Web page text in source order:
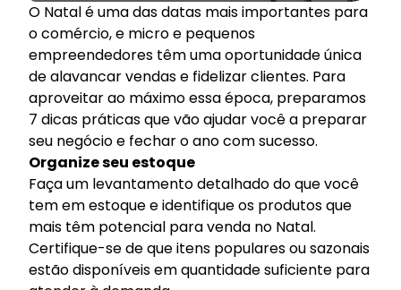
O Natal é uma das datas mais importantes para
o comércio, e micro e pequenos
empreendedores têm uma oportunidade única
de alavancar vendas e fidelizar clientes. Para
aproveitar ao máximo essa época, preparamos
7 dicas práticas que vão ajudar você a preparar
seu negócio e fechar o ano com sucesso.
Organize seu estoque
Faça um levantamento detalhado do que você
tem em estoque e identifique os produtos que
mais têm potencial para venda no Natal.
Certifique-se de que itens populares ou sazonais
estão disponíveis em quantidade suficiente para